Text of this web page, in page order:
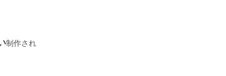
制作され